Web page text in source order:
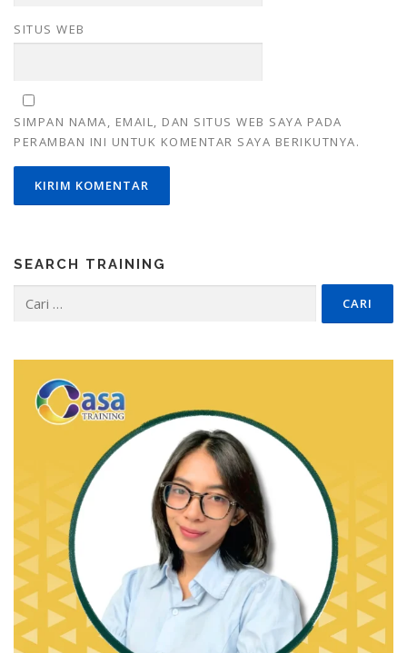
SITUS WEB
SIMPAN NAMA, EMAIL, DAN SITUS WEB SAYA PADA
PERAMBAN INI UNTUK KOMENTAR SAYA BERIKUTNYA.
SEARCH TRAINING
untuk: